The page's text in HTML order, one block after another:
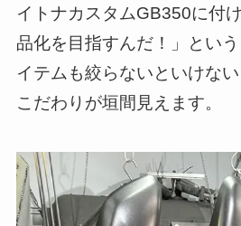
イトナカスタムGB350に付
品化を目指すんだ！」とい
イテムも絞らないといけな
こだわりが垣間見えます。